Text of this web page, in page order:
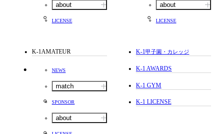
about
LICENSE
about
LICENSE
K-1AMATEUR
NEWS
match
SPONSOR
about
K-1甲子園・カレッジ
K-1 AWARDS
K-1 GYM
K-1 LICENSE